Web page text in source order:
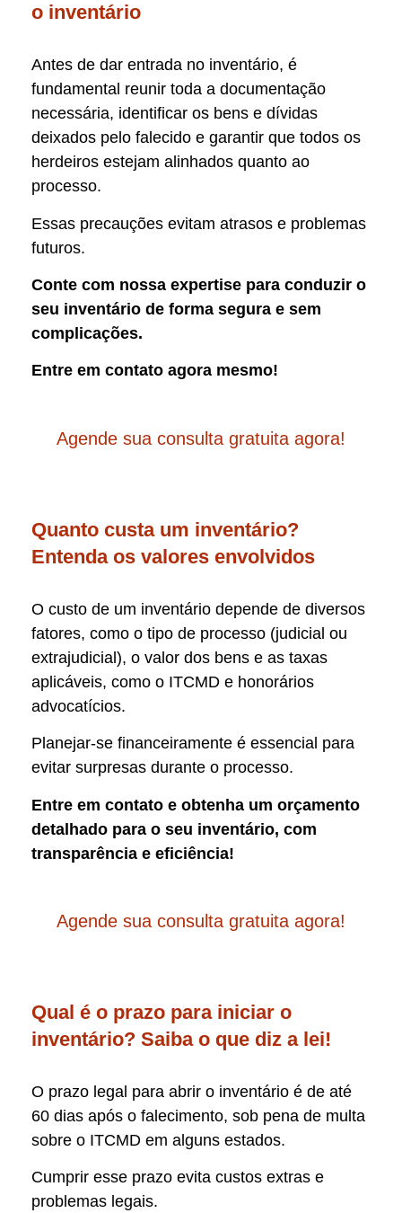
o inventário
Antes de dar entrada no inventário, é
fundamental reunir toda a documentação
necessária, identificar os bens e dívidas
deixados pelo falecido e garantir que todos os
herdeiros estejam alinhados quanto ao
processo.
Essas precauções evitam atrasos e problemas
futuros.
Conte com nossa expertise para conduzir o
seu inventário de forma segura e sem
complicações.
Entre em contato agora mesmo!
Agende sua consulta gratuita agora!
Quanto custa um inventário?
Entenda os valores envolvidos
O custo de um inventário depende de diversos
fatores, como o tipo de processo (judicial ou
extrajudicial), o valor dos bens e as taxas
aplicáveis, como o ITCMD e honorários
advocatícios.
Planejar-se financeiramente é essencial para
evitar surpresas durante o processo.
Entre em contato e obtenha um orçamento
detalhado para o seu inventário, com
transparência e eficiência!
Agende sua consulta gratuita agora!
Qual é o prazo para iniciar o
inventário? Saiba o que diz a lei!
O prazo legal para abrir o inventário é de até
60 dias após o falecimento, sob pena de multa
sobre o ITCMD em alguns estados.
Cumprir esse prazo evita custos extras e
problemas legais.